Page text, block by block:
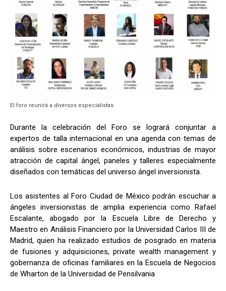
El foro reunirá a diversos especialistas
Durante la celebración del Foro se logrará conjuntar a
expertos de talla internacional en una agenda con temas de
análisis sobre escenarios económicos, industrias de mayor
atracción de capital ángel, paneles y talleres especialmente
diseñados con temáticas del universo ángel inversionista.
Los asistentes al Foro Ciudad de México podrán escuchar a
ángeles inversionistas de amplia experiencia como Rafael
Escalante, abogado por la Escuela Libre de Derecho y
Maestro en Análisis Financiero por la Universidad Carlos III de
Madrid, quien ha realizado estudios de posgrado en materia
de fusiones y adquisiciones, private wealth management y
gobernanza de oficinas familiares en la Escuela de Negocios
de Wharton de la Universidad de Pensilvania